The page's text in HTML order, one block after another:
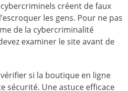
créent de faux
les gens. Pour ne pas
de la cybercriminalité
examiner le site avant de
si la boutique en ligne
sécurité. Une astuce efficace